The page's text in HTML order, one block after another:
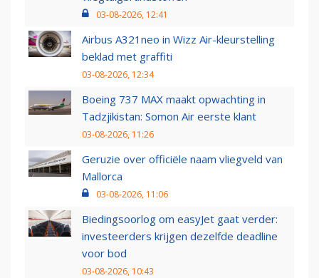
03-08-2026, 12:41
Airbus A321neo in Wizz Air-kleurstelling
beklad met graffiti
03-08-2026, 12:34
Boeing 737 MAX maakt opwachting in
Tadzjikistan: Somon Air eerste klant
03-08-2026, 11:26
Geruzie over officiële naam vliegveld van
Mallorca
03-08-2026, 11:06
Biedingsoorlog om easyJet gaat verder:
investeerders krijgen dezelfde deadline
voor bod
03-08-2026, 10:43